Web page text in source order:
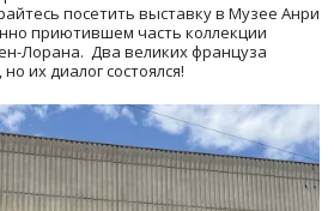
посетить выставку в Музее Анри
приютившем часть коллекции
Лорана. Два великих француза
их диалог состоялся!